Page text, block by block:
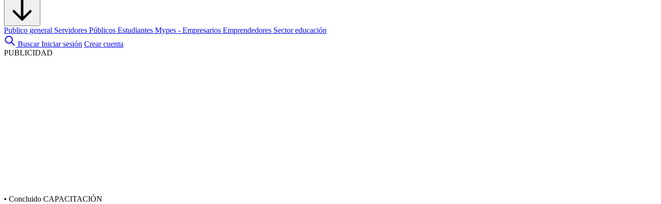
Publico general Servidores Públicos Estudiantes Mypes - Empresarios Emprendedores Sector educación
Buscar Iniciar sesión Crear cuenta
PUBLICIDAD
• Concluido CAPACITACIÓN